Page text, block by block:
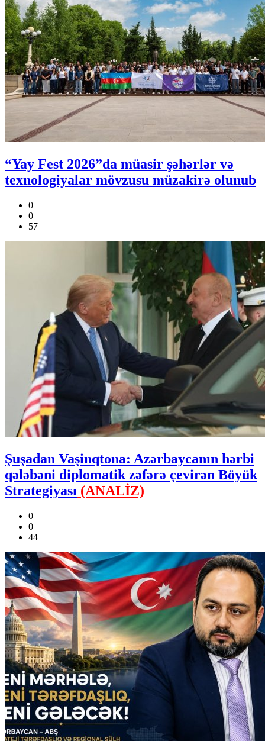
“Yay Fest 2026”da müasir şəhərlər və
texnologiyalar mövzusu müzakirə olunub
0
0
57
Şuşadan Vaşinqtona: Azərbaycanın hərbi
qələbəni diplomatik zəfərə çevirən Böyük
Strategiyası (ANALİZ)
0
0
44